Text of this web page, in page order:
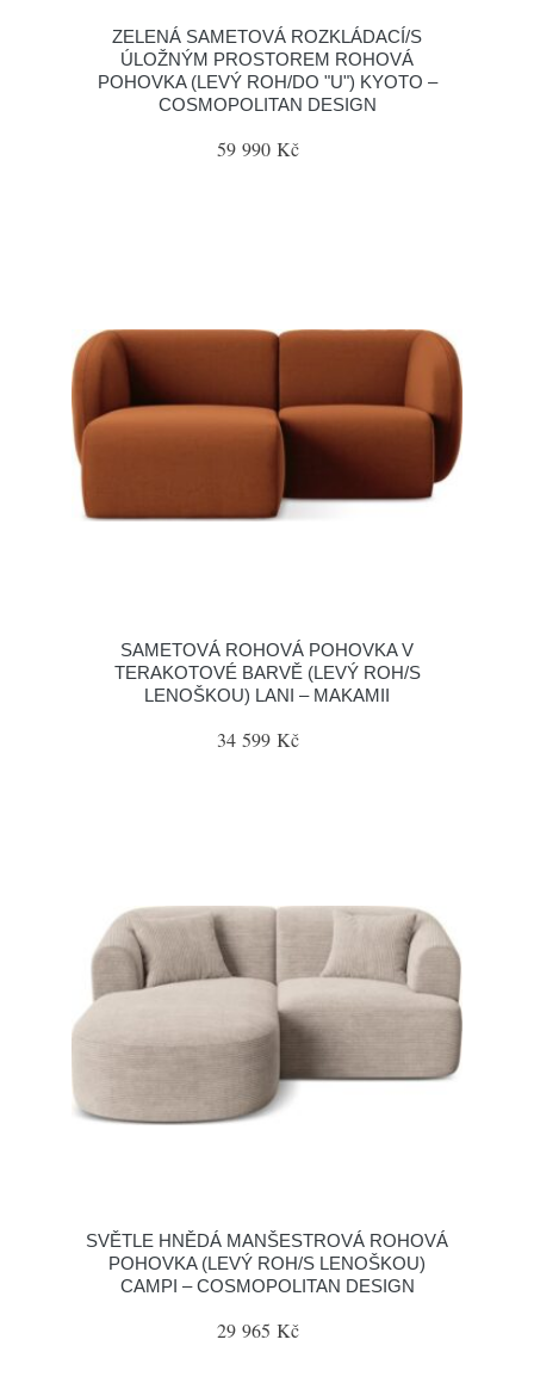
ZELENÁ SAMETOVÁ ROZKLÁDACÍ/S
ÚLOŽNÝM PROSTOREM ROHOVÁ
POHOVKA (LEVÝ ROH/DO "U") KYOTO –
COSMOPOLITAN DESIGN
59 990 Kč
SAMETOVÁ ROHOVÁ POHOVKA V
TERAKOTOVÉ BARVĚ (LEVÝ ROH/S
LENOŠKOU) LANI – MAKAMII
34 599 Kč
SVĚTLE HNĚDÁ MANŠESTROVÁ ROHOVÁ
POHOVKA (LEVÝ ROH/S LENOŠKOU)
CAMPI – COSMOPOLITAN DESIGN
29 965 Kč